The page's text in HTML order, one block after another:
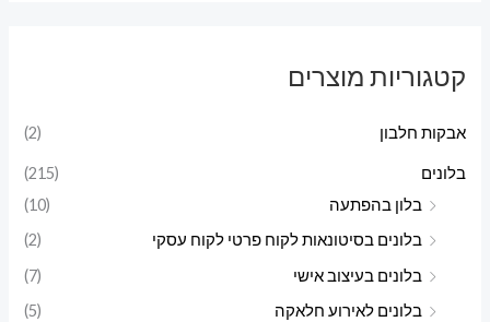
י
מ
ל
י
י
מ
ל
י
קטגוריות מוצרים
אבקות חלבון (2)
בלונים
(215)
בלון בהפתעה
(10)
בלונים בסיטונאות לקוח פרטי לקוח עסקי
(2)
בלונים בעיצוב אישי
(7)
בלונים לאירוע חלאקה
(5)